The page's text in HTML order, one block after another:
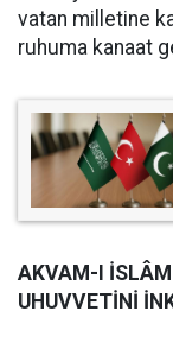
vatan milletine
ruhuma kanaat
AKVAM-I
UHUVVETİNİ